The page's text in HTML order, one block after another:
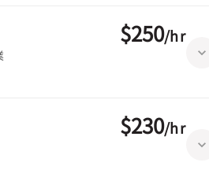
$250/hr
$230/hr